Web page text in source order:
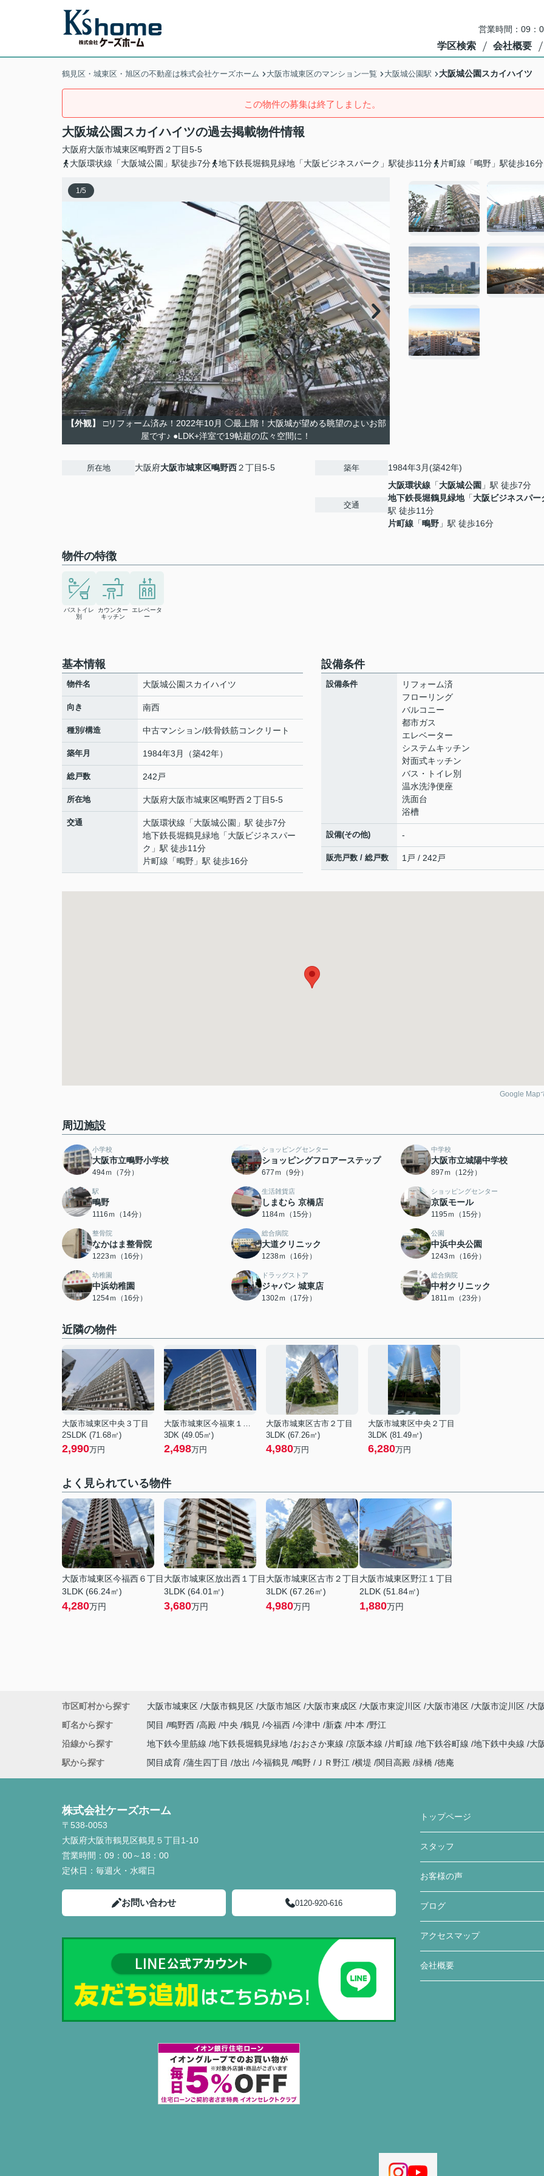
営業時間：09：
学区検索 会社概要
鶴見区・城東区・旭区の不動産は株式会社ケーズホーム 大阪市城東区のマンション一覧 大阪城公園駅 大阪城公園スカイハイツ
この物件の募集は終了しました。
大阪城公園スカイハイツの過去掲載物件情報
大阪府大阪市城東区鴫野西２丁目5-5
大阪環状線「大阪城公園」駅徒歩7分
地下鉄長堀鶴見緑地「大阪ビジネスパーク」駅徒歩11分 片町線「鴫野」駅徒歩16分
1/5
【外観】
□リフォーム済み！2022年10月 ◯最上階！大阪城が望める眺望のよいお部
屋です♪ ●LDK+洋室で19帖超の広々空間に！
所在地 大阪府大阪市城東区鴫野西２丁目5-5 築年 1984年3月(築42年)
交通
大阪環状線 「大阪城公園 」駅 徒歩7分
地下鉄長堀鶴見緑地「大阪ビジネスパー
駅 徒歩11分
片町線 「鴫野 」駅 徒歩16分
物件の特徴
バストイレ
別
カウンター
キッチン
エレベータ
ー
基本情報
物件名 大阪城公園スカイハイツ
向き 南西
種別/構造 中古マンション/鉄骨鉄筋コンクリート
築年月 1984年3月（築42年）
総戸数 242戸
所在地 大阪府大阪市城東区鴫野西２丁目5-5
交通 大阪環状線 「大阪城公園 」駅 徒歩7分
地下鉄長堀鶴見緑地 「大阪ビジネスパー
ク 」駅 徒歩11分
片町線 「鴫野 」駅 徒歩16分
設備条件
設備条件
リフォーム済
フローリング
バルコニー
都市ガス
エレベーター
システムキッチン
対面式キッチン
バス・トイレ別
温水洗浄便座
洗面台
浴槽
設備(その他) -
販売戸数 / 総戸数 1戸 / 242戸
Google Map
周辺施設
小学校
大阪市立鴫野小学校
494ｍ（7分）
ショッピングセンター
ショッピングフロアーステップ
677ｍ（9分）
中学校
大阪市立城陽中学校
897ｍ（12分）
駅
鴫野
1116ｍ（14分）
生活雑貨店
しまむら 京橋店
1184ｍ（15分）
ショッピングセンター
京阪モール
1195ｍ（15分）
整骨院
なかはま整骨院
1223ｍ（16分）
総合病院
大道クリニック
1238ｍ（16分）
公園
中浜中央公園
1243ｍ（16分）
幼稚園
中浜幼稚園
1254ｍ（16分）
ドラッグストア
ジャパン 城東店
1302ｍ（17分）
総合病院
中村クリニック
1811ｍ（23分）
近隣の物件
大阪市城東区中央３丁目
2SLDK (71.68㎡)
2,990万円
大阪市城東区今福東１丁目
3DK (49.05㎡)
2,498万円
大阪市城東区古市２丁目
3LDK (67.26㎡)
4,980万円
大阪市城東区中央２丁目
3LDK (81.49㎡)
6,280万円
よく見られている物件
大阪市城東区今福西６丁目
3LDK (66.24㎡)
4,280万円
大阪市城東区放出西１丁目
3LDK (64.01㎡)
3,680万円
大阪市城東区古市２丁目
3LDK (67.26㎡)
4,980万円
大阪市城東区野江１丁目
2LDK (51.84㎡)
1,880万円
市区町村から探す 大阪市城東区 大阪市鶴見区 大阪市旭区 大阪市東成区 大阪市東淀川区 大阪市港区 大阪市淀川区 大
町名から探す
関目 鴫野西 高殿 中央 鶴見 今福西 今津中 新森 中本
野江
沿線から探す
地下鉄今里筋線 地下鉄長堀鶴見緑地 おおさか東線 京阪本線 片町線 地下鉄谷町線 地下鉄中央線
大
駅から探す
関目成育 蒲生四丁目 放出 今福鶴見 鴫野 ＪＲ野江 横堤 関目高殿 緑橋 徳庵
株式会社ケーズホーム
〒538-0053
大阪府大阪市鶴見区鶴見５丁目1-10
営業時間： 09：00～18：00
定休日： 毎週火・水曜日
お問い合わせ 0120-920-616
トップページ
スタッフ
お客様の声
ブログ
アクセスマップ
会社概要